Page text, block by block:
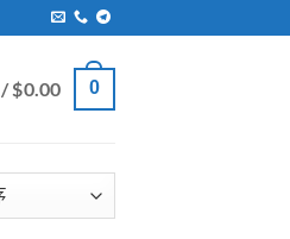
/$0.00 0